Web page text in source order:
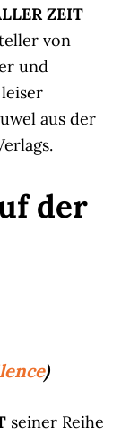
ZEIT
von
und
aus der
der
)
seiner Reihe